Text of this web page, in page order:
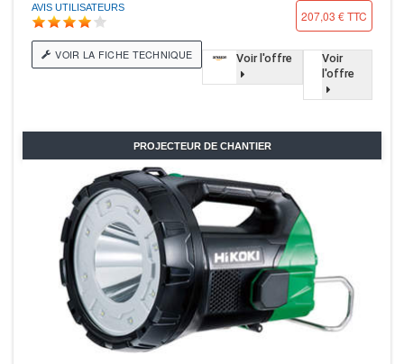
AVIS UTILISATEURS
207,03 € TTC
VOIR LA FICHE TECHNIQUE Voir l'offre
Voir
l'offre
PROJECTEUR DE CHANTIER